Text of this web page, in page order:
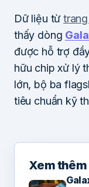
Dữ liệu từ
thấy dòng
được hỗ trợ
hữu chip xử lý
lớn, bộ ba
tiêu chuẩn kỹ
Xem thêm